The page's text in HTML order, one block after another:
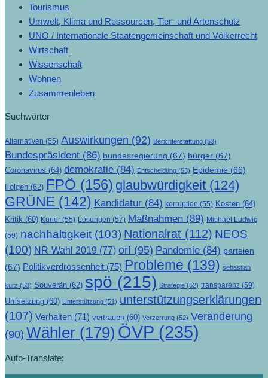
Tourismus
Umwelt, Klima und Ressourcen, Tier- und Artenschutz
UNO / Internationale Staatengemeinschaft und Völkerrecht
Wirtschaft
Wissenschaft
Wohnen
Zusammenleben
Suchwörter
Alternativen (55) Auswirkungen (92) Berichterstattung (53)
Bundespräsident (86) bundesregierung (67) bürger (67)
Coronavirus (64) demokratie (84) Entscheidung (53) Epidemie (66)
Folgen (62) FPÖ (156) glaubwürdigkeit (124)
GRÜNE (142) Kandidatur (84) korruption (55) Kosten (64)
Kritik (60) Kurier (55) Lösungen (57) Maßnahmen (89) Michael Ludwig
(59) nachhaltigkeit (103) Nationalrat (112) NEOS
(100) NR-Wahl 2019 (77) orf (95) Pandemie (84) parteien
(67) Politikverdrossenheit (75) Probleme (139) sebastian
kurz (53) Souverän (62) spö (215) Strategie (52) transparenz (59)
Umsetzung (60) Unterstützung (51) unterstützungserklärungen
(107) Verhalten (71) vertrauen (60) Verzerrung (52) Veränderung
(90) Wähler (179) ÖVP (235)
Auto-Translate: